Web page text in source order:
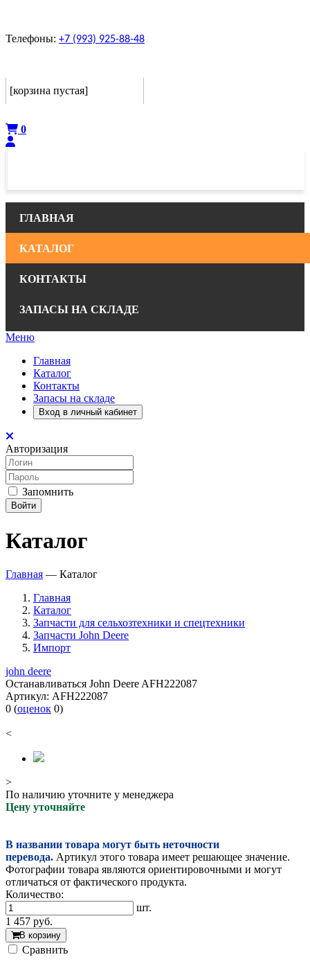
Телефоны: +7 (993) 925-88-48
[корзина пустая]
0
ГЛАВНАЯ
КАТАЛОГ
КОНТАКТЫ
ЗАПАСЫ НА СКЛАДЕ
Меню
Главная
Каталог
Контакты
Запасы на складе
Вход в личный кабинет
Авторизация
Запомнить
Войти
Каталог
Главная — Каталог
Главная
Каталог
Запчасти для сельхозтехники и спецтехники
Запчасти John Deere
Импорт
john deere
Останавливаться John Deere AFH222087
Артикул: AFH222087
0 (оценок 0)
<
>
По наличию уточните у менеджера
Цену уточняйте
В названии товара могут быть неточности
перевода. Артикул этого товара имеет решающее значение.
Фотографии товара являются ориентировочными и могут
отличаться от фактического продукта.
Количество:
шт.
1 457 руб.
В корзину
Cравнить